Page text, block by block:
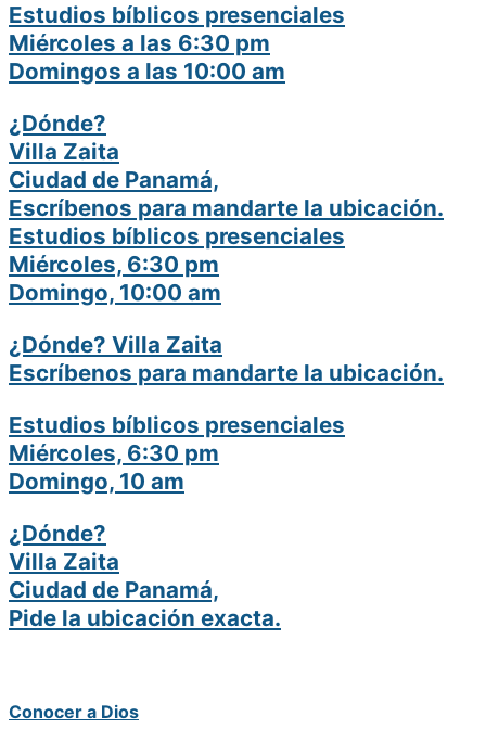
Estudios bíblicos presenciales
Miércoles a las 6:30 pm
Domingos a las 10:00 am
¿Dónde?
Villa Zaita
Ciudad de Panamá,
Escríbenos para mandarte la ubicación.
Estudios bíblicos presenciales
Miércoles, 6:30 pm
Domingo, 10:00 am
¿Dónde? Villa Zaita
Escríbenos para mandarte la ubicación.
Estudios bíblicos presenciales
Miércoles, 6:30 pm
Domingo, 10 am
¿Dónde?
Villa Zaita
Ciudad de Panamá,
Pide la ubicación exacta.
Conocer a Dios